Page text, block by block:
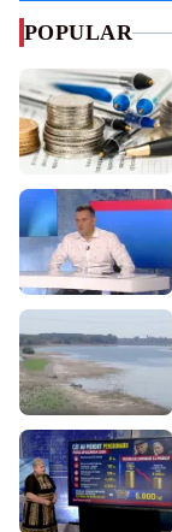
POPULAR